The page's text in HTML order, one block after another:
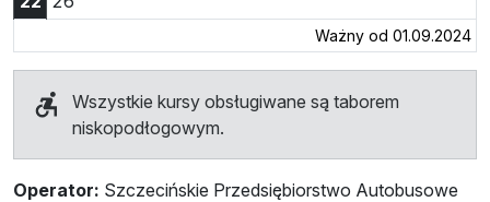
Ważny od 01.09.2024
Wszystkie kursy obsługiwane są taborem
niskopodłogowym.
Operator: Szczecińskie Przedsiębiorstwo Autobusowe